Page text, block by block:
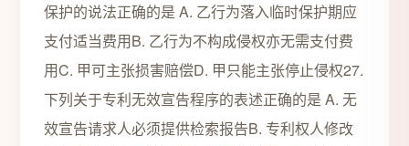
保护的说法正确的是 A. 乙行为落入临时保护期应
支付适当费用B. 乙行为不构成侵权亦无需支付费
用C. 甲可主张损害赔偿D. 甲只能主张停止侵权27.
下列关于专利无效宣告程序的表述正确的是 A. 无
效宣告请求人必须提供检索报告B. 专利权人修改